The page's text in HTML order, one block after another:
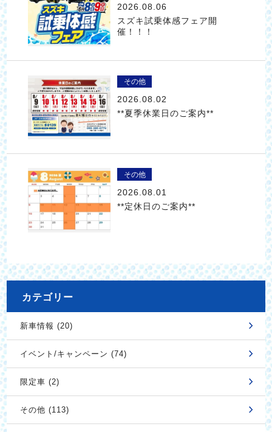
2026.08.06
スズキ試乗体感フェア開
催！！！
その他
2026.08.02
**夏季休業日のご案内**
その他
2026.08.01
**定休日のご案内**
カテゴリー
新車情報 (20)
イベント/キャンペーン (74)
限定車 (2)
その他 (113)